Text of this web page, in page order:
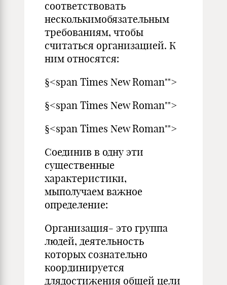
соответствовать
несколькимобязательным
требованиям, чтобы
считаться организацией. К
ним относятся:
§<span Times New Roman"">
§<span Times New Roman"">
§<span Times New Roman"">
Соединив в одну эти
существенные
характеристики,
мыполучаем важное
определение:
Организация- это группа
людей, деятельность
которых сознательно
координируется
длядостижения общей цели